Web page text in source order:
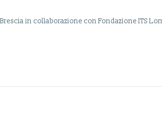
in collaborazione con Fondazione ITS